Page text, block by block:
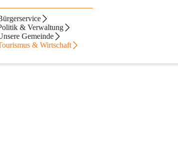
& Verwaltung
Gemeinde
& Wirtschaft